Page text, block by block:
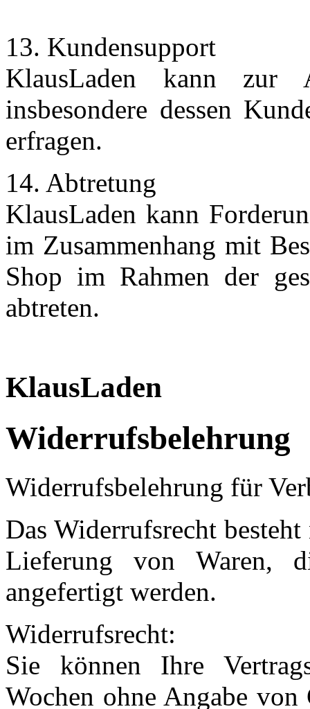
13. Kundensupport
KlausLaden kann zur
insbesondere dessen
erfragen.
14. Abtretung
KlausLaden kann
im Zusammenhang mit
Shop im Rahmen der
abtreten.
KlausLaden
Widerrufsbelehrung
Widerrufsbelehrung für
Das Widerrufsrecht
Lieferung von Waren,
angefertigt werden.
Widerrufsrecht:
Sie können Ihre
Wochen ohne Angabe